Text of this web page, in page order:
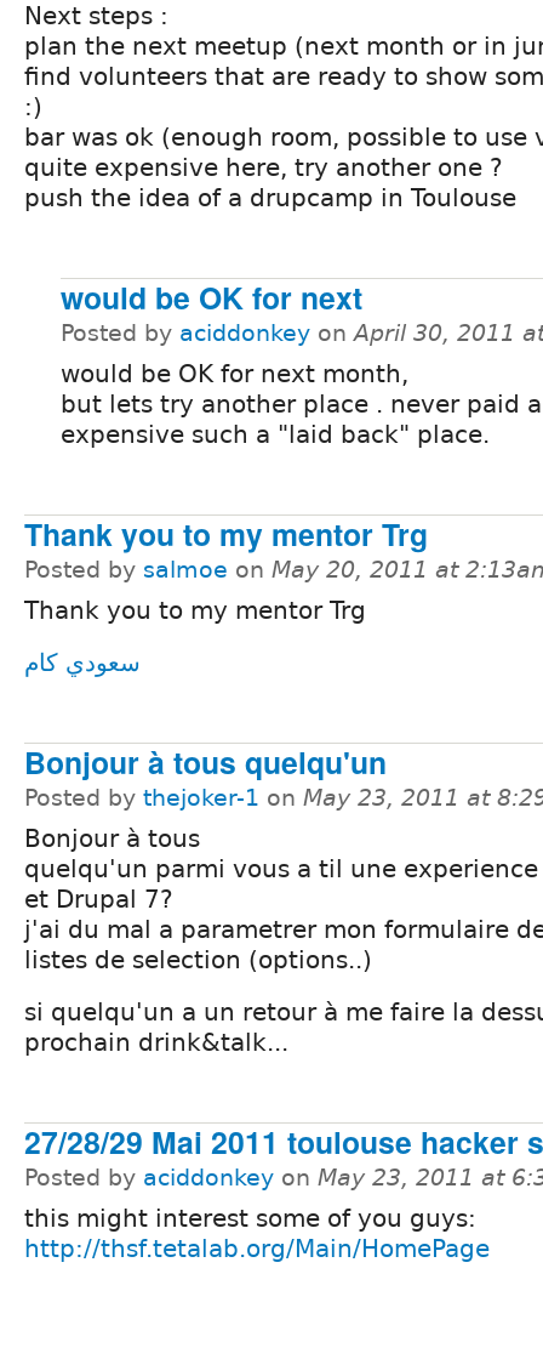
Next steps :
plan the next meetup (next month or in
find volunteers that are ready to show
:)
bar was ok (enough room, possible to use
quite expensive here, try another one ?
push the idea of a drupcamp in Toulouse
would be OK for next
Posted by aciddonkey onApril 30, 2011
would be OK for next month,
but lets try another place . never paid
expensive such a "laid back" place.
Thank you to my mentor Trg
Posted by salmoe on May 20, 2011 at
Thank you to my mentor Trg
سعودي كام
Bonjour à tous quelqu'un
Posted by thejoker-1 on May 23, 2011 at
Bonjour à tous
quelqu'un parmi vous a til une experience
et Drupal 7?
j'ai du mal a parametrer mon formulaire
listes de selection (options..)
si quelqu'un a un retour à me faire la
prochain drink&talk...
27/28/29 Mai 2011 toulouse hacker
Posted by aciddonkey on May 23, 2011 at
this might interest some of you guys:
http://thsf.tetalab.org/Main/HomePage